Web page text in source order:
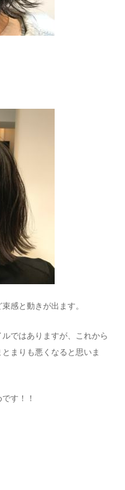
感と動きが出ます。
ではありますが、これから
まりも悪くなると思いま
す！！